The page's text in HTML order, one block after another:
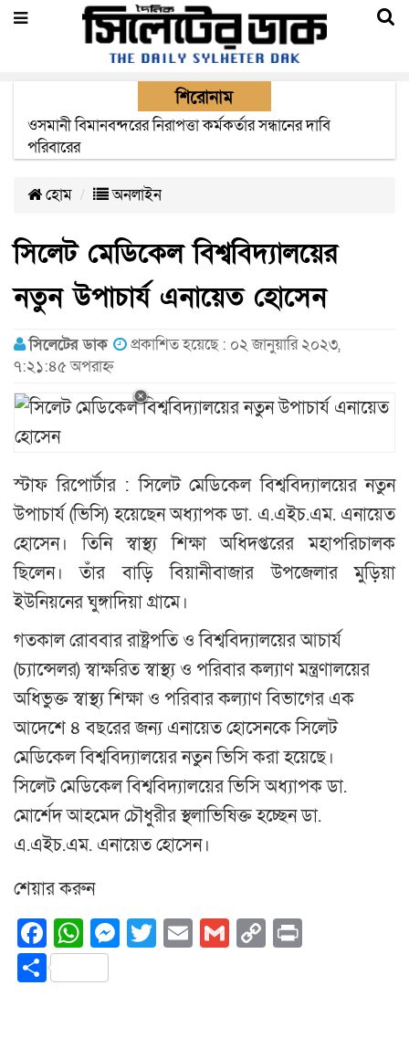
শিরোনাম
এক মাসের মধ্যে সিলেট-জাফলং রেললাইন নির্মাণ প্রকল্পের কাজ
দৃশ্যমান হবে- শ্রম মন্ত্রী
হোম অনলাইন
সিলেট মেডিকেল বিশ্ববিদ্যালয়ের
নতুন উপাচার্য এনায়েত হোসেন
সিলেটের ডাক
প্রকাশিত হয়েছে : ০২ জানুয়ারি ২০২৩,
৭:২১:৪৫ অপরাহ্ন
স্টাফ রিপোর্টার : সিলেট মেডিকেল বিশ্ববিদ্যালয়ের নতুন
উপাচার্য (ভিসি) হয়েছেন অধ্যাপক ডা. এ.এইচ.এম. এনায়েত
হোসেন। তিনি স্বাস্থ্য শিক্ষা অধিদপ্তরের মহাপরিচালক
ছিলেন। তাঁর বাড়ি বিয়ানীবাজার উপজেলার মুড়িয়া
ইউনিয়নের ঘুঙ্গাদিয়া গ্রামে।
গতকাল রোববার রাষ্ট্রপতি ও বিশ্ববিদ্যালয়ের আচার্য
(চ্যান্সেলর) স্বাক্ষরিত স্বাস্থ্য ও পরিবার কল্যাণ মন্ত্রণালয়ের
অধিভুক্ত স্বাস্থ্য শিক্ষা ও পরিবার কল্যাণ বিভাগের এক
আদেশে ৪ বছরের জন্য এনায়েত হোসেনকে সিলেট
মেডিকেল বিশ্ববিদ্যালয়ের নতুন ভিসি করা হয়েছে।
সিলেট মেডিকেল বিশ্ববিদ্যালয়ের ভিসি অধ্যাপক ডা.
মোর্শেদ আহমেদ চৌধুরীর স্থলাভিষিক্ত হচ্ছেন ডা.
এ.এইচ.এম. এনায়েত হোসেন।
শেয়ার করুন
Facebook
WhatsApp
Messenger
Twitter
EmailGmail
Copy
Share